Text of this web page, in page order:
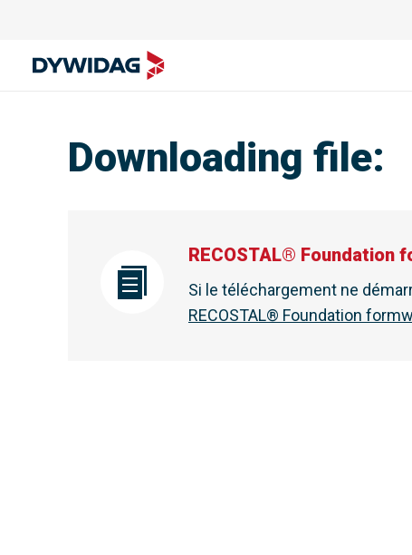
Downloading file:
RECOSTAL® Foundation
Si le téléchargement ne
RECOSTAL® Foundation